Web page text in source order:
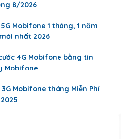
8/2026
Mobifone 1 tháng, 1 năm
nhất 2026
4G Mobifone bằng tin
Mobifone
Mobifone tháng Miễn Phí